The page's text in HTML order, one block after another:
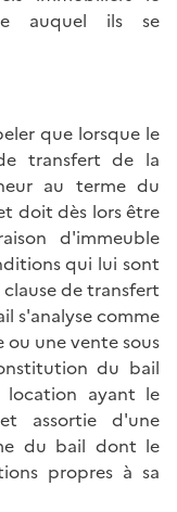
auquel ils se
que lorsque le
transfert de la
au terme du
doit dès lors être
d'immeuble
qui lui sont
de transfert
s'analyse comme
ou une vente sous
du bail
location ayant le
assortie d'une
du bail dont le
propres à sa